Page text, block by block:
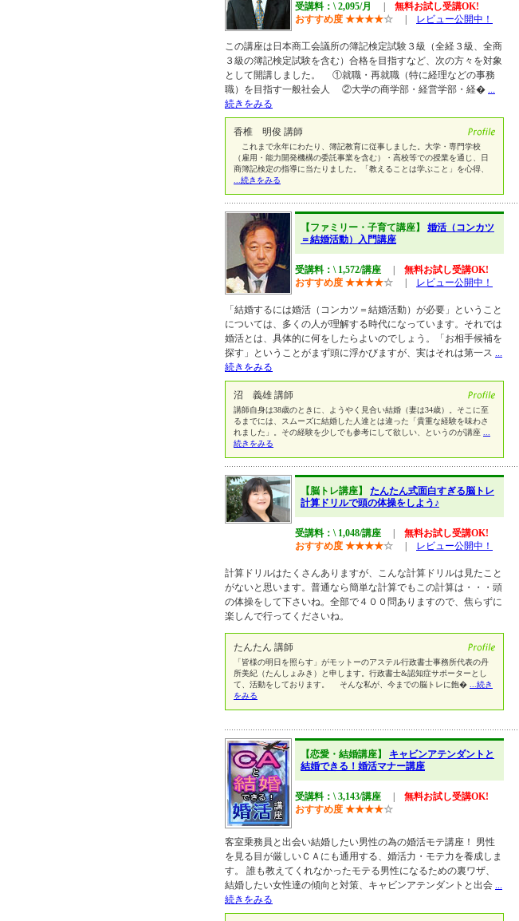
受講料：\ 2,095/月
無料お試し受講OK!
おすすめ度 ★★★★☆ レビュー公開中！
この講座は日本商工会議所の簿記検定試験３級（全経３級、全商
３級の簿記検定試験を含む）合格を目指すなど、次の方々を対象
として開講しました。 ①就職・再就職（特に経理などの事務
職）を目指す一般社会人 ②大学の商学部・経営学部・経� ...
続きをみる
香椎 明俊 講師
これまで永年にわたり、簿記教育に従事しました。大学・専門学校
（雇用・能力開発機構の委託事業を含む）・高校等での授業を通じ、日
商簿記検定の指導に当たりました。「教えることは学ぶこと」を心得、
...続きをみる
【ファミリー・子育て講座】 婚活（コンカツ
＝結婚活動）入門講座
受講料：\ 1,572/講座
無料お試し受講OK!
おすすめ度 ★★★★☆ レビュー公開中！
「結婚するには婚活（コンカツ＝結婚活動）が必要」ということ
については、多くの人が理解する時代になっています。それでは
婚活とは、具体的に何をしたらよいのでしょう。「お相手候補を
探す」ということがまず頭に浮かびますが、実はそれは第一ス ...
続きをみる
沼 義雄 講師
講師自身は38歳のときに、ようやく見合い結婚（妻は34歳）。そこに至
るまでには、スムーズに結婚した人達とは違った「貴重な経験を味わさ
れました」。その経験を少しでも参考にして欲しい、というのが講座
続きをみる
【脳トレ講座】 たんたん式面白すぎる脳トレ
計算ドリルで頭の体操をしよう♪
受講料：\ 1,048/講座
無料お試し受講OK!
おすすめ度 ★★★★☆ レビュー公開中！
計算ドリルはたくさんありますが、こんな計算ドリルは見たこと
がないと思います。普通なら簡単な計算でもこの計算は・・・頭
の体操をして下さいね。全部で４００問ありますので、焦らずに
楽しんで行ってくださいね。
たんたん 講師
「皆様の明日を照らす」がモットーのアステル行政書士事務所代表の丹
所美紀（たんしょみき）と申します。行政書士&認知症サポーターとし
て、活動をしております。 そんな私が、今までの脳トレに飽�
...続き
をみる
【恋愛・結婚講座】 キャビンアテンダントと
結婚できる！婚活マナー講座
受講料：\ 3,143/講座
無料お試し受講OK!
おすすめ度 ★★★★☆
客室乗務員と出会い結婚したい男性の為の婚活モテ講座！ 男性
を見る目が厳しいＣＡにも通用する、婚活力・モテ力を養成しま
す。 誰も教えてくれなかったモテる男性になるための裏ワザ、
結婚したい女性達の傾向と対策、キャビンアテンダントと出会 ...
続きをみる